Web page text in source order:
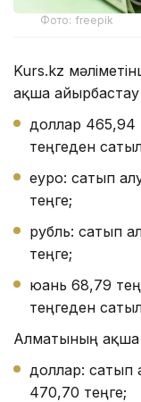
Фото: freepik
Kurs.kz
ақша айырбастау
доллар 465,94
теңгеден
еуро: сатып
теңге;
рубль: сатып
теңге;
юань 68,79
теңгеден
Алматының ақша
доллар: сатып
470,70 теңге;